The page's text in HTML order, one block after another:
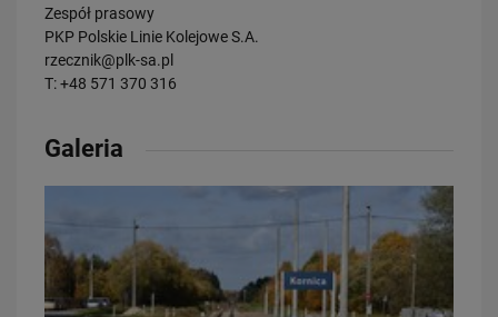
Zespół prasowy
PKP Polskie Linie Kolejowe S.A.
rzecznik@plk-sa.pl
T: +48 571 370 316
Galeria
Nowe perony, windy i szybsze pociągi. Polskie Linie Kolejowe S.A.
PRZECZYTAJ